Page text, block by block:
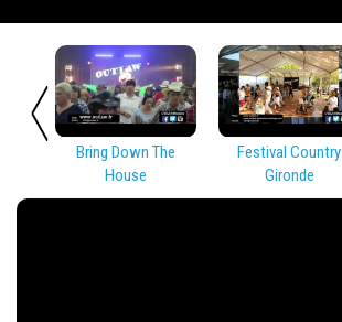
Bring Down The
House
Festival Country
Gironde